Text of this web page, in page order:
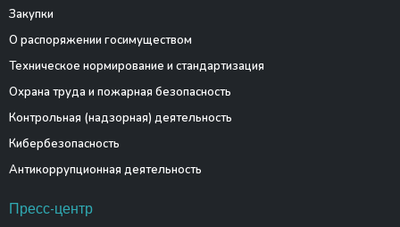
Закупки
О распоряжении госимуществом
Техническое нормирование и стандартизация
Охрана труда и пожарная безопасность
Контрольная (надзорная) деятельность
Кибербезопасность
Антикоррупционная деятельность
Пресс-центр